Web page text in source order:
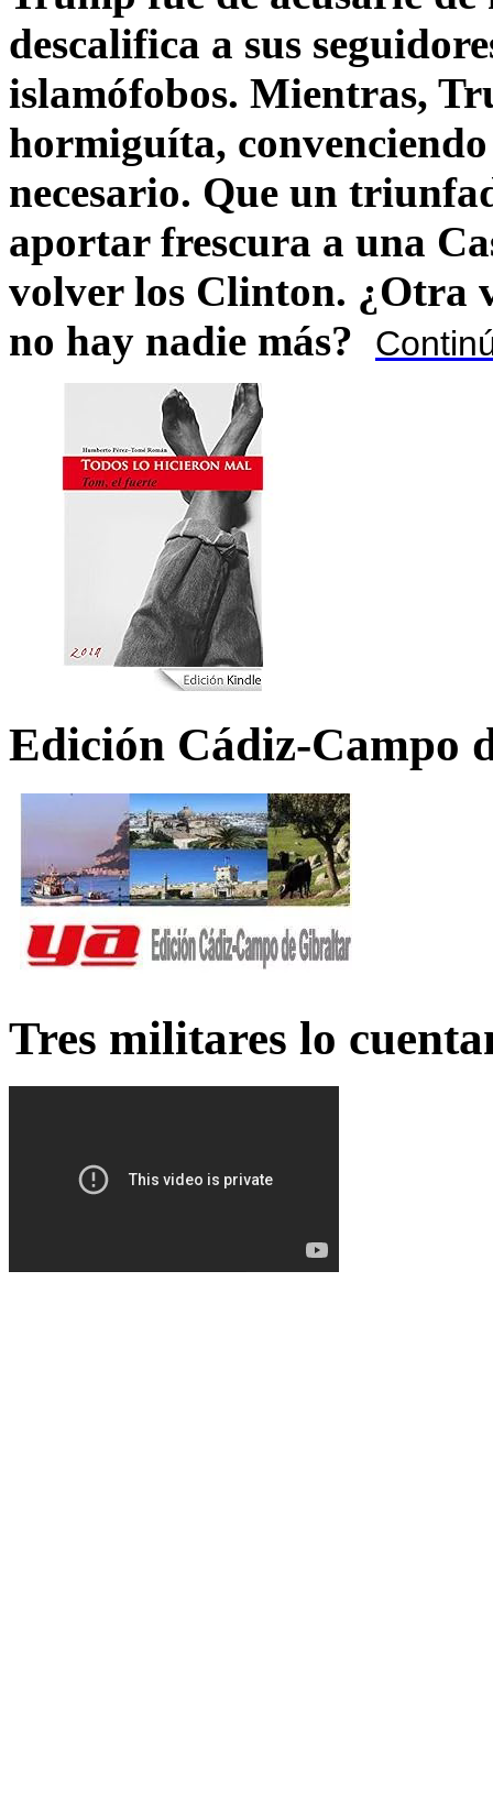
descalifica a sus
islamófobos. Mientras,
hormiguíta,
necesario. Que un
aportar frescura a una
volver los Clinton. ¿Otra
no hay nadie más?
Edición Cádiz-Campo
Tres militares lo